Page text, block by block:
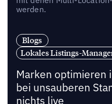
werden.
Blogs
Lokales Listings-
Marken optimieren
bei unsauberen
nichts live